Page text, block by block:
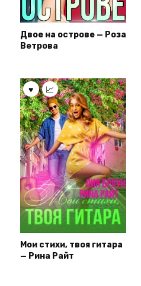
Двое на острове — Роза
Ветрова
Мои стихи, твоя гитара
— Рина Райт